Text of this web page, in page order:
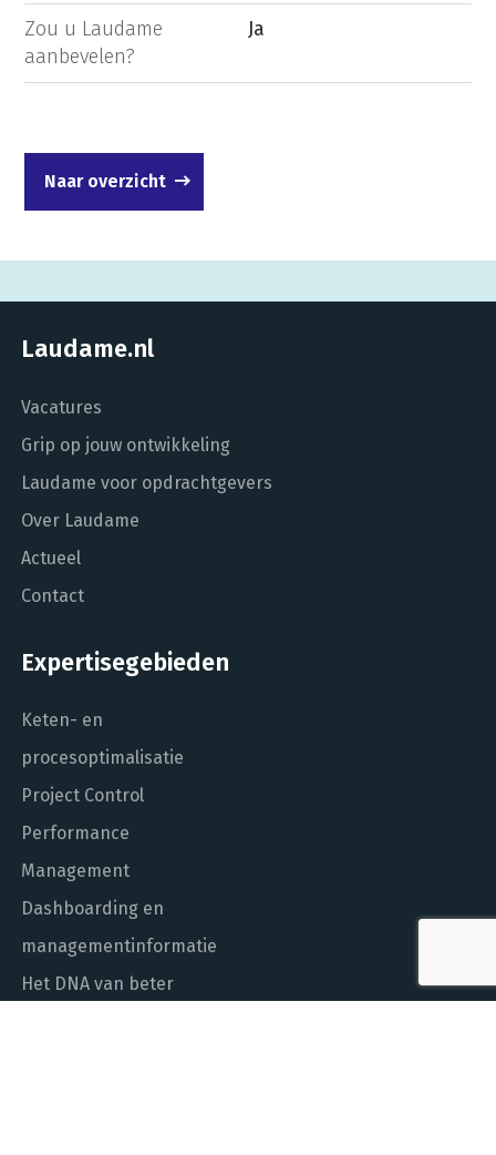
Zou u Laudame
aanbevelen?
Ja
Naar overzicht
Laudame.nl
Vacatures
Grip op jouw ontwikkeling
Laudame voor opdrachtgevers
Over Laudame
Actueel
Contact
Expertisegebieden
Keten- en
procesoptimalisatie
Project Control
Performance
Management
Dashboarding en
managementinformatie
Het DNA van beter